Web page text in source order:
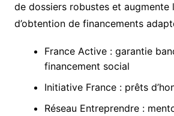
de dossiers robustes et augmente
d’obtention de financements
France Active : garantie
financement social
Initiative France : prêts
Réseau Entreprendre :